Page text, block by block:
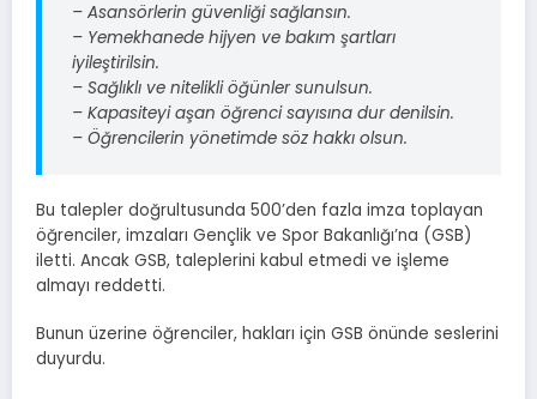
– Asansörlerin güvenliği sağlansın.
– Yemekhanede hijyen ve bakım şartları
iyileştirilsin.
– Sağlıklı ve nitelikli öğünler sunulsun.
– Kapasiteyi aşan öğrenci sayısına dur denilsin.
– Öğrencilerin yönetimde söz hakkı olsun.
Bu talepler doğrultusunda 500’den fazla imza toplayan
öğrenciler, imzaları Gençlik ve Spor Bakanlığı’na (GSB)
iletti. Ancak GSB, taleplerini kabul etmedi ve işleme
almayı reddetti.
Bunun üzerine öğrenciler, hakları için GSB önünde seslerini
duyurdu.